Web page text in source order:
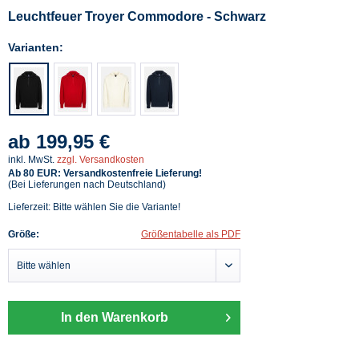
Leuchtfeuer Troyer Commodore - Schwarz
Varianten:
ab 199,95 €
inkl. MwSt. zzgl. Versandkosten
Ab 80 EUR: Versandkostenfreie Lieferung!
(Bei Lieferungen nach Deutschland)
Lieferzeit: Bitte wählen Sie die Variante!
Größe: Größentabelle als PDF
In den Warenkorb